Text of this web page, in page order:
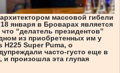
массовой гибели
января в Броварах является
“делатель президентов”
из приобретенных им у
Super Puma, о
часто-густо еще в
и произошла эта глупая